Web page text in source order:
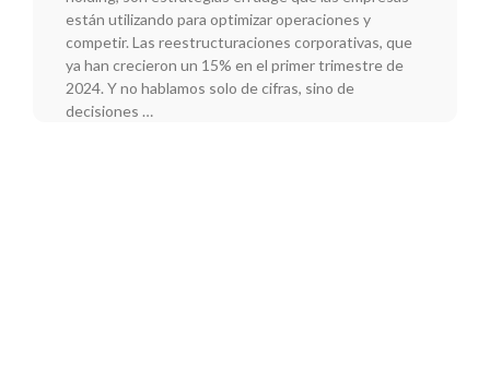
están utilizando para optimizar operaciones y
competir. Las reestructuraciones corporativas, que
ya han crecieron un 15% en el primer trimestre de
2024. Y no hablamos solo de cifras, sino de
decisiones …